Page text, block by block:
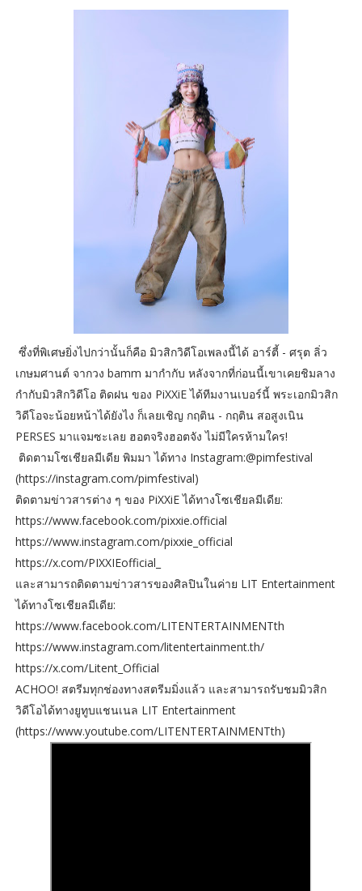
ซึ่งที่พิเศษยิ่งไปกว่านั้นก็คือ มิวสิกวิดีโอเพลงนี้ได้ อาร์ตี้ - ศรุต ลิ่ว
เกษมศานต์ จากวง bamm มากำกับ หลังจากที่ก่อนนี้เขาเคยชิมลาง
กำกับมิวสิกวิดีโอ ติดฝน ของ PiXXiE ได้ทีมงานเบอร์นี้ พระเอกมิวสิก
วิดีโอจะน้อยหน้าได้ยังไง ก็เลยเชิญ กฤติน - กฤติน สอสูงเนิน
PERSES มาแจมซะเลย ฮอตจริงฮอตจัง ไม่มีใครห้ามใคร!
ติดตามโซเชียลมีเดีย พิมมา ได้ทาง Instagram:@pimfestival
(https://instagram.com/pimfestival)
ติดตามข่าวสารต่าง ๆ ของ PiXXiE ได้ทางโซเชียลมีเดีย:
https://www.facebook.com/pixxie.official
https://www.instagram.com/pixxie_official
https://x.com/PIXXIEofficial_
และสามารถติดตามข่าวสารของศิลปินในค่าย LIT Entertainment
ได้ทางโซเชียลมีเดีย:
https://www.facebook.com/LITENTERTAINMENTth
https://www.instagram.com/litentertainment.th/
https://x.com/Litent_Official
ACHOO! สตรีมทุกช่องทางสตรีมมิ่งแล้ว และสามารถรับชมมิวสิก
วิดีโอได้ทางยูทูบแชนเนล LIT Entertainment
(https://www.youtube.com/LITENTERTAINMENTth)